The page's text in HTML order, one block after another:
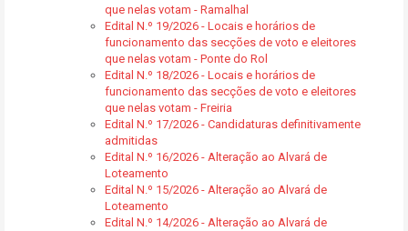
que nelas votam - Ramalhal
Edital N.º 19/2026 - Locais e horários de
funcionamento das secções de voto e eleitores
que nelas votam - Ponte do Rol
Edital N.º 18/2026 - Locais e horários de
funcionamento das secções de voto e eleitores
que nelas votam - Freiria
Edital N.º 17/2026 - Candidaturas definitivamente
admitidas
Edital N.º 16/2026 - Alteração ao Alvará de
Loteamento
Edital N.º 15/2026 - Alteração ao Alvará de
Loteamento
Edital N.º 14/2026 - Alteração ao Alvará de